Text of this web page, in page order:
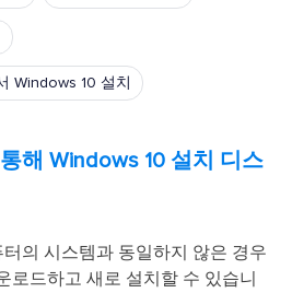
Windows 10 설치
해 Windows 10 설치 디스
의 시스템과 동일하지 않은 경우
로드하고 새로 설치할 수 있습니